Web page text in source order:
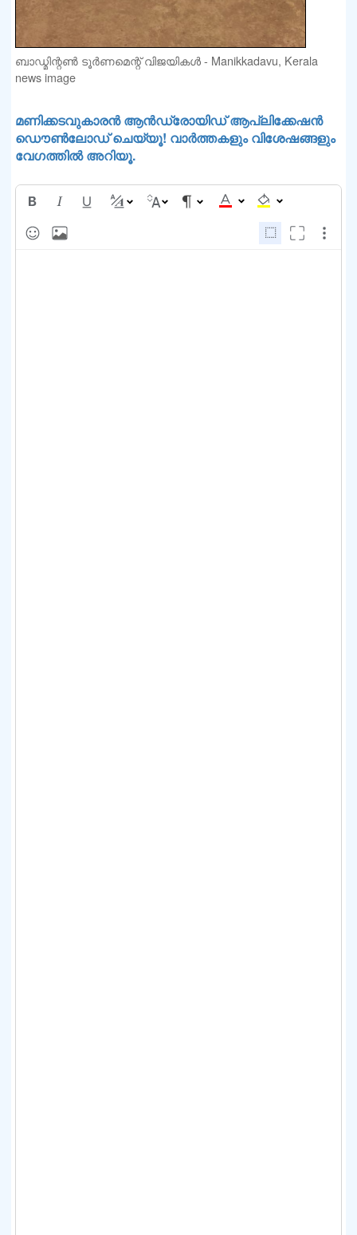
ബാഡ്മിന്റൺ ടൂർണമെന്റ് വിജയികൾ - Manikkadavu, Kerala
news image
മണിക്കടവുകാരൻ ആൻഡ്രോയിഡ് ആപ്ലിക്കേഷൻ
ഡൌൺലോഡ് ചെയ്യൂ! വാർത്തകളും വിശേഷങ്ങളും
വേഗത്തിൽ അറിയൂ.